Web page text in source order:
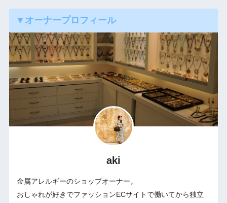
▼オーナープロフィール
aki
金属アレルギーのショップオーナー。
おしゃれが好きでファッションECサイトで働いてから独立